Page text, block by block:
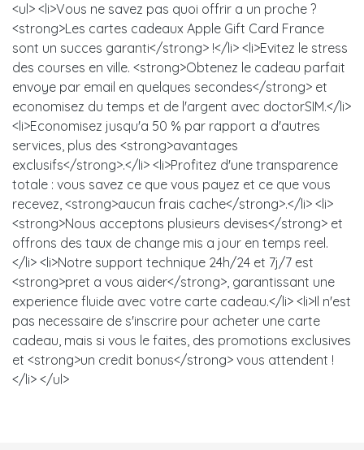
<ul> <li>Vous ne savez pas quoi offrir a un proche ?
<strong>Les cartes cadeaux Apple Gift Card France
sont un succes garanti</strong> !</li> <li>Evitez le stress
des courses en ville. <strong>Obtenez le cadeau parfait
envoye par email en quelques secondes</strong> et
economisez du temps et de l'argent avec doctorSIM.</li>
<li>Economisez jusqu'a 50 % par rapport a d'autres
services, plus des <strong>avantages
exclusifs</strong>.</li> <li>Profitez d'une transparence
totale : vous savez ce que vous payez et ce que vous
recevez, <strong>aucun frais cache</strong>.</li> <li>
<strong>Nous acceptons plusieurs devises</strong> et
offrons des taux de change mis a jour en temps reel.
</li> <li>Notre support technique 24h/24 et 7j/7 est
<strong>pret a vous aider</strong>, garantissant une
experience fluide avec votre carte cadeau.</li> <li>Il n'est
pas necessaire de s'inscrire pour acheter une carte
cadeau, mais si vous le faites, des promotions exclusives
et <strong>un credit bonus</strong> vous attendent !
</li> </ul>